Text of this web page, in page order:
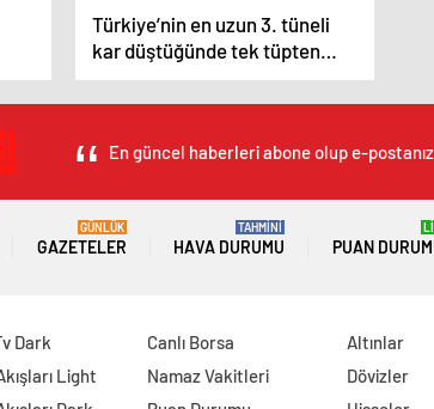
Türkiye’nin en uzun 3. tüneli
kar düştüğünde tek tüpten
hizmete açılacak
En güncel haberleri abone olup e-
GAZETELER
GÜNLÜK
HAVA DURUMU
TAHMİNİ
PUAN
Dark
Light
Canlı Borsa
Namaz Vakitleri
Altınlar
Dövizler